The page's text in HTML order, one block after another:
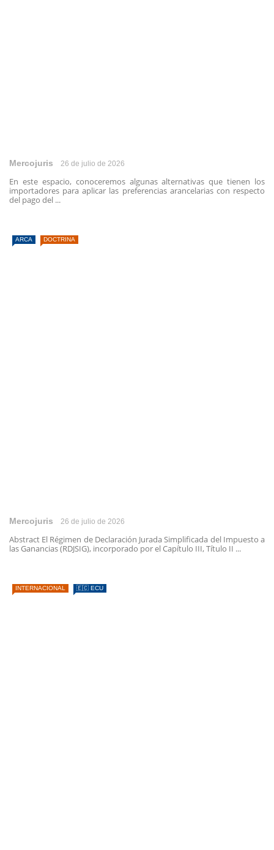
Mercojuris 26 de julio de 2026
En este espacio, conoceremos algunas alternativas que tienen los
importadores para aplicar las preferencias arancelarias con respecto
del pago del ...
ARCA DOCTRINA
Mercojuris 26 de julio de 2026
Abstract El Régimen de Declaración Jurada Simplificada del Impuesto a
las Ganancias (RDJSIG), incorporado por el Capítulo III, Título II ...
INTERNACIONAL 🇪🇨 ECU